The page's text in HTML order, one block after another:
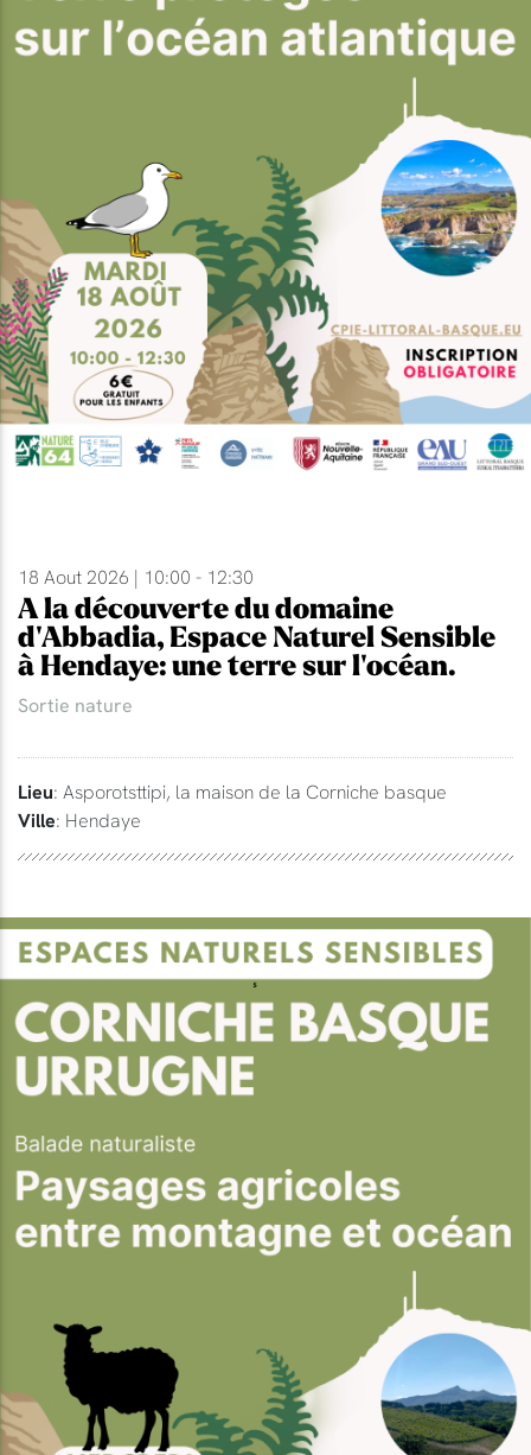
18 Aout 2026 | 10:00 - 12:30
A la découverte du domaine
d'Abbadia, Espace Naturel Sensible
à Hendaye: une terre sur l'océan.
Sortie nature
Lieu: Asporotsttipi, la maison de la Corniche basque
Ville: Hendaye